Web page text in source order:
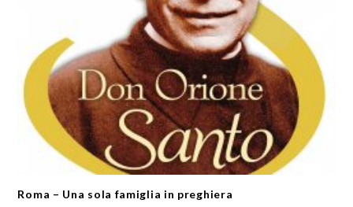
Roma – Una sola famiglia in preghiera